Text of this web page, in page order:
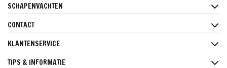
SCHAPENVACHTEN
CONTACT
KLANTENSERVICE
TIPS & INFORMATIE